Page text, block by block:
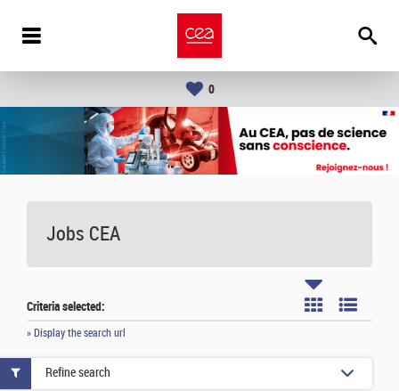
0
Jobs CEA
Criteria selected:
» Display the search url
Refine search